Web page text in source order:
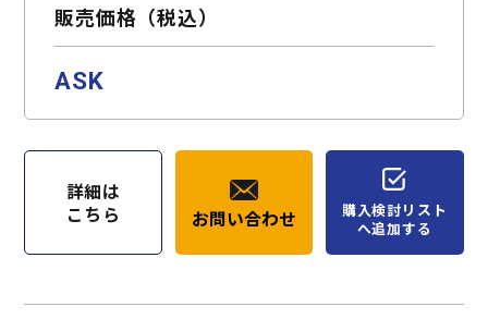
販売価格（税込）
ASK
詳細は
こちら
お問い合わせ
購入検討リスト
へ追加する